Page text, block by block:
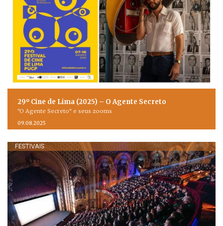
29º Cine de Lima (2025) – O Agente Secreto
"O Agente Secreto" e seus zooms
09.08.2025
FESTIVAIS